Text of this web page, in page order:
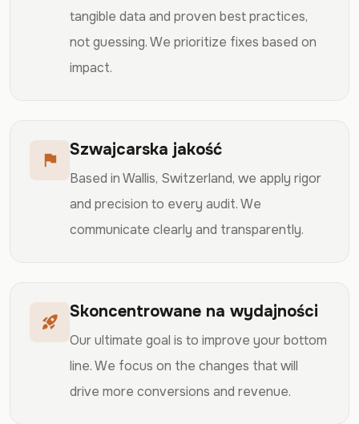
tangible data and proven best practices,
not guessing. We prioritize fixes based on
impact.
flag
Szwajcarska jakość
Based in Wallis, Switzerland, we apply rigor
and precision to every audit. We
communicate clearly and transparently.
rocket_launch
Skoncentrowane na wydajności
Our ultimate goal is to improve your bottom
line. We focus on the changes that will
drive more conversions and revenue.